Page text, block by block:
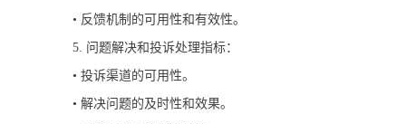
• 反馈机制的可用性和有效性。
5. 问题解决和投诉处理指标：
• 投诉渠道的可用性。
• 解决问题的及时性和效果。